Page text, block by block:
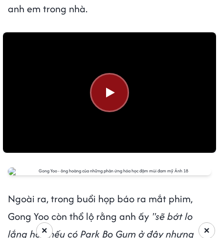
anh em trong nhà.
Ngoài ra, trong buổi họp báo ra mắt phim,
Gong Yoo còn thổ lộ rằng anh ấy "sẽ bớt lo
lắng hơn nếu có Park Bo Gum ở đây nhưng
×
×